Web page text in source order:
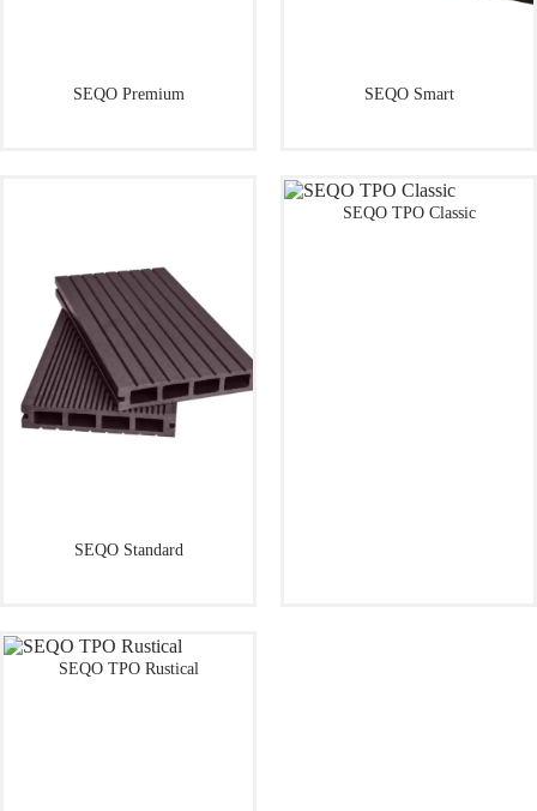
SEQO Premium SEQO Smart
SEQO Standard
SEQO TPO Classic
SEQO TPO Rustical